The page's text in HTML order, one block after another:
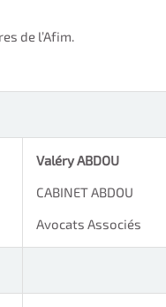
de l’Afim.
Valéry ABDOU
CABINET ABDOU
Avocats Associés